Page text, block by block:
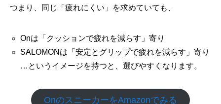
つまり、同じ「疲れにくい」を求めていても、
Onは「クッションで疲れを減らす」寄り
SALOMONは「安定とグリップで疲れを減らす」寄り
…というイメージを持つと、選びやすくなります。
OnのスニーカーをAmazonでみる